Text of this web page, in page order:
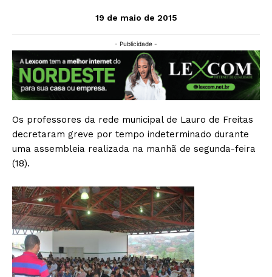
19 de maio de 2015
- Publicidade -
Os professores da rede municipal de Lauro de Freitas
decretaram greve por tempo indeterminado durante
uma assembleia realizada na manhã de segunda-feira
(18).